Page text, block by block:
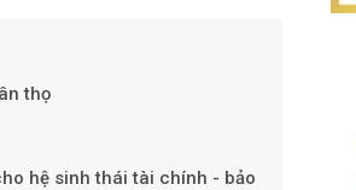
Theo Sở hữu trí tuệ
thọ
hệ sinh thái tài chính - bảo